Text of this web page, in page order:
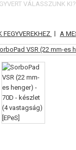
VÁLASSZUNK KI?
FEGYVEREKHEZ | A